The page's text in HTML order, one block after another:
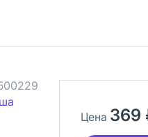
Цена 369